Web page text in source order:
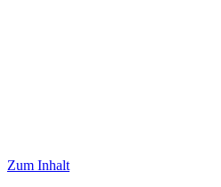
Zum Inhalt